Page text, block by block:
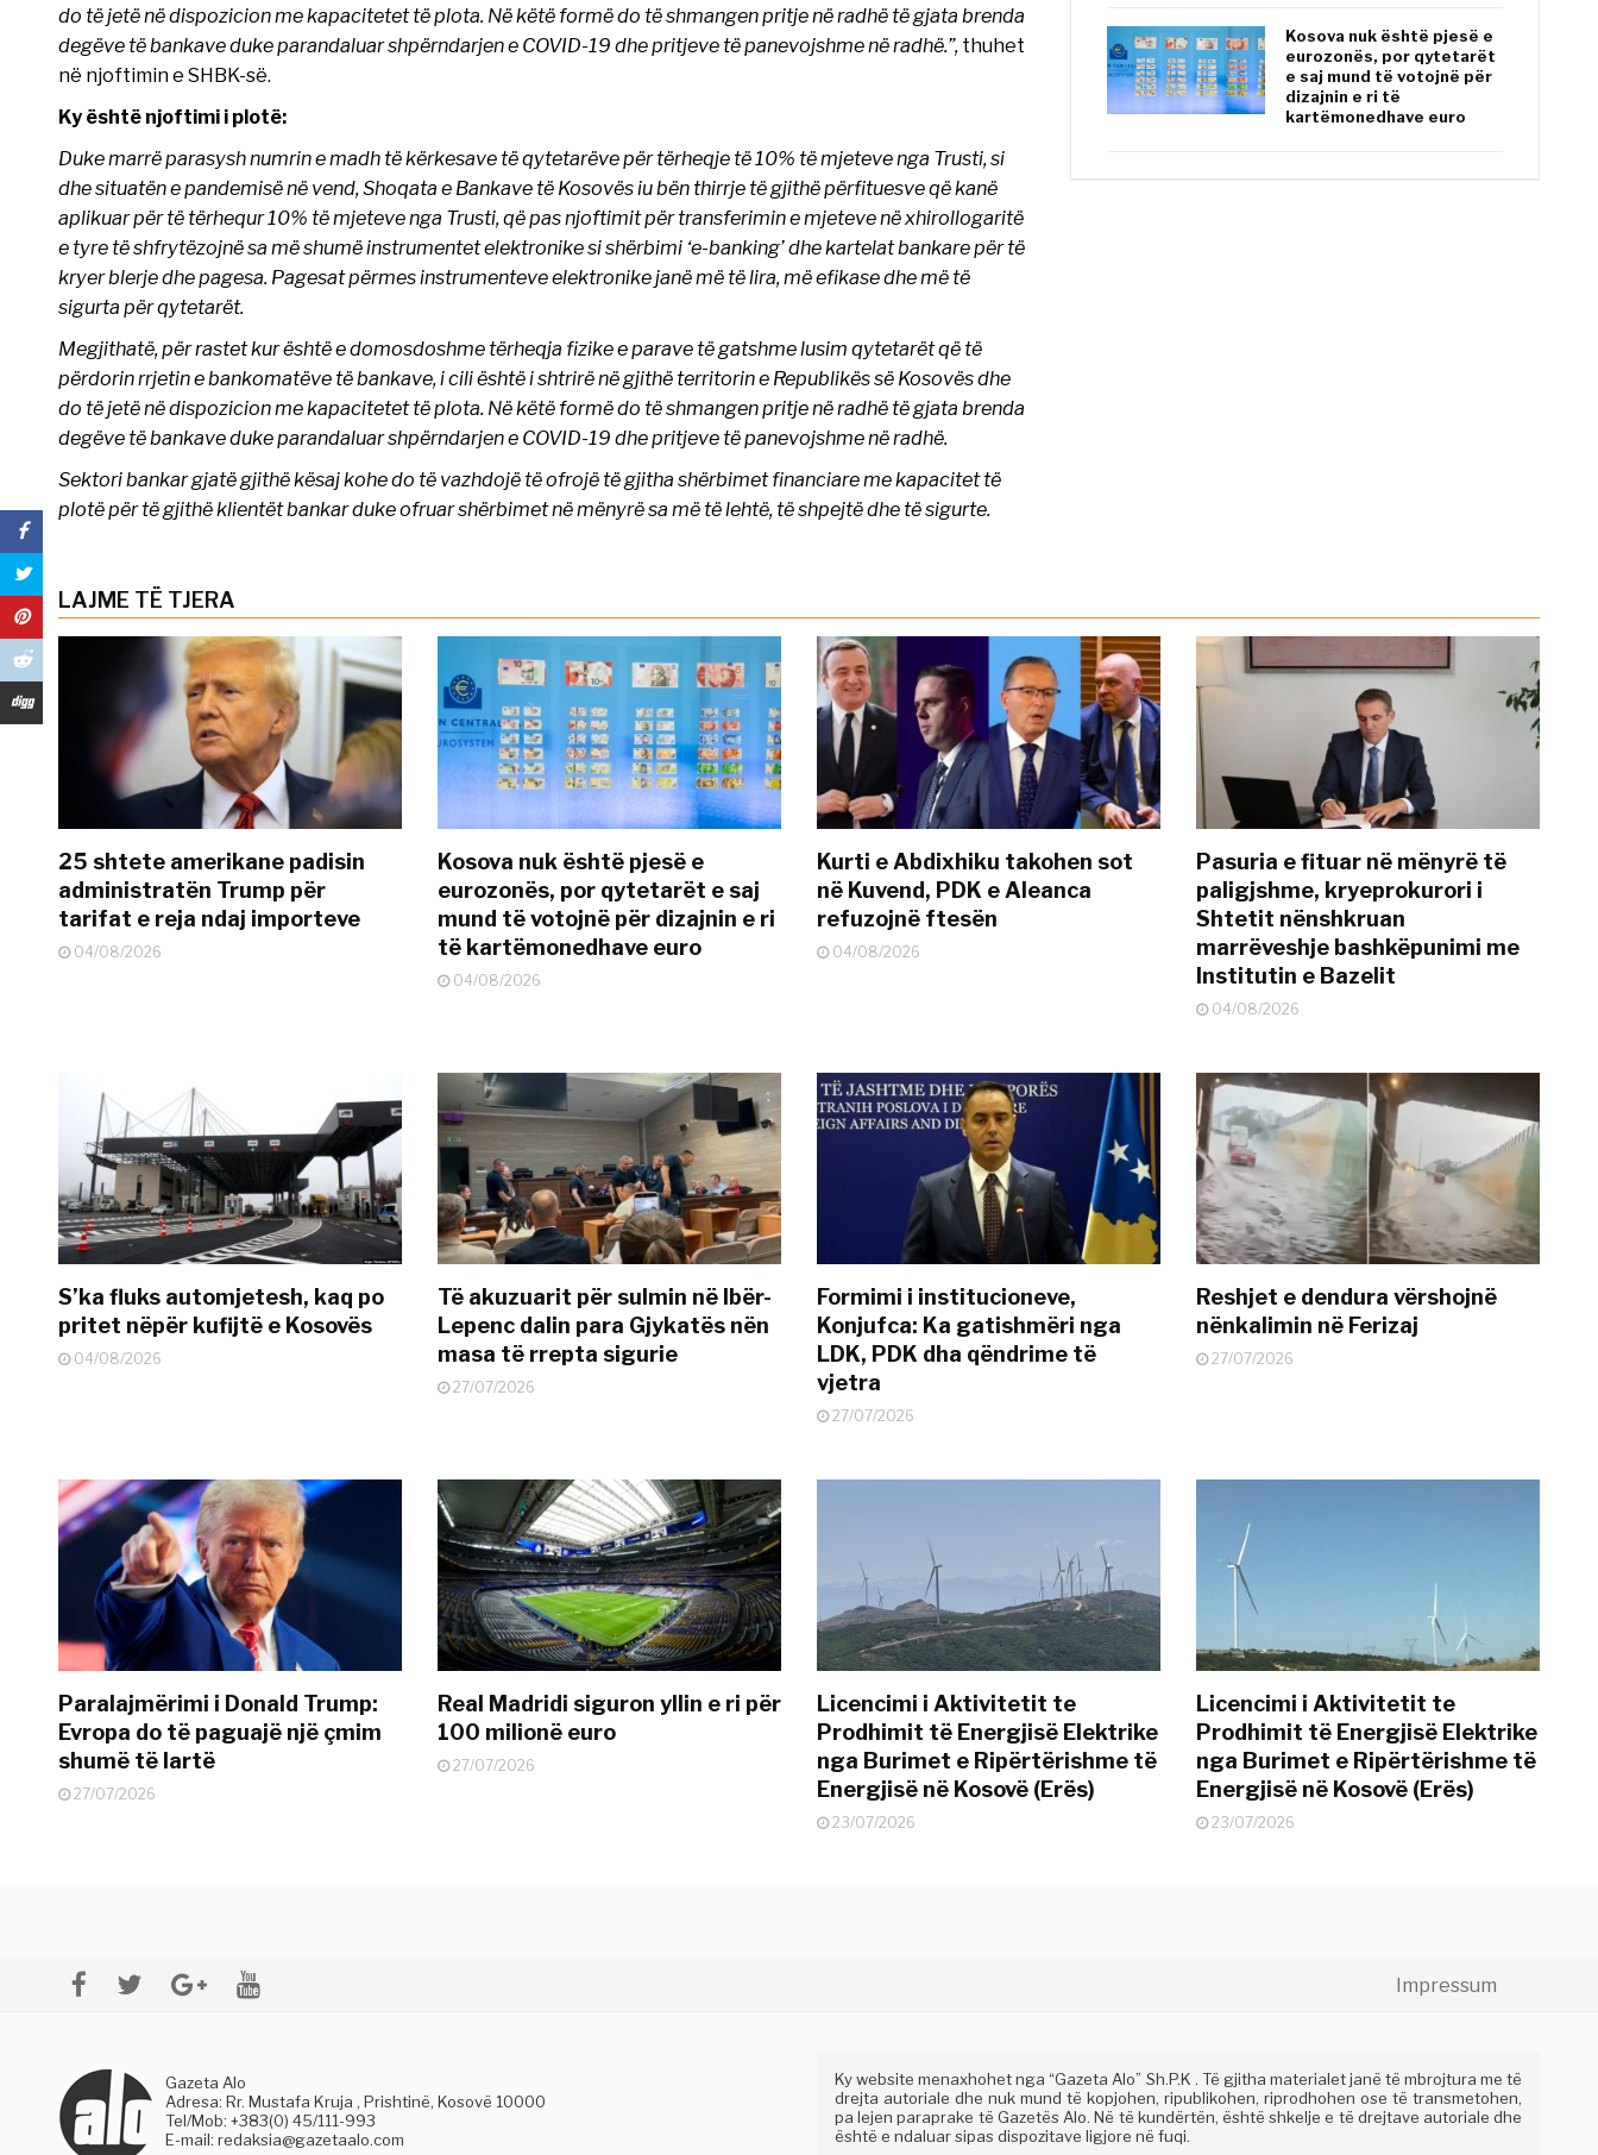
do të jetë në dispozicion me kapacitetet të plota. Në këtë formë do të shmangen pritje në radhë të gjata brenda
degëve të bankave duke parandaluar shpërndarjen e COVID-19 dhe pritjeve të panevojshme në radhë.”,thuhet
në njoftimin e SHBK-së.
Ky është njoftimi i plotë:
Duke marrë parasysh numrin e madh të kërkesave të qytetarëve për tërheqje të 10% të mjeteve nga Trusti, si
dhe situatën e pandemisë në vend, Shoqata e Bankave të Kosovës iu bën thirrje të gjithë përfituesve që kanë
aplikuar për të tërhequr 10% të mjeteve nga Trusti, që pas njoftimit për transferimin e mjeteve në xhirollogaritë
e tyre të shfrytëzojnë sa më shumë instrumentet elektronike si shërbimi ‘e-banking’ dhe kartelat bankare për të
kryer blerje dhe pagesa. Pagesat përmes instrumenteve elektronike janë më të lira, më efikase dhe më të
sigurta për qytetarët.
Megjithatë, për rastet kur është e domosdoshme tërheqja fizike e parave të gatshme lusim qytetarët që të
përdorin rrjetin e bankomatëve të bankave, i cili është i shtrirë në gjithë territorin e Republikës së Kosovës dhe
do të jetë në dispozicion me kapacitetet të plota. Në këtë formë do të shmangen pritje në radhë të gjata brenda
degëve të bankave duke parandaluar shpërndarjen e COVID-19 dhe pritjeve të panevojshme në radhë.
Sektori bankar gjatë gjithë kësaj kohe do të vazhdojë të ofrojë të gjitha shërbimet financiare me kapacitet të
plotë për të gjithë klientët bankar duke ofruar shërbimet në mënyrë sa më të lehtë, të shpejtë dhe të sigurte.
Kosova nuk është pjesë e
eurozonës, por qytetarët
e saj mund të votojnë për
dizajnin e ri të
kartëmonedhave euro
LAJME TË TJERA
25 shtete amerikane padisin
administratën Trump për
tarifat e reja ndaj importeve
04/08/2026
Kosova nuk është pjesë e
eurozonës, por qytetarët e saj
mund të votojnë për dizajnin e ri
të kartëmonedhave euro
04/08/2026
Kurti e Abdixhiku takohen sot
në Kuvend, PDK e Aleanca
refuzojnë ftesën
04/08/2026
Pasuria e fituar në mënyrë të
paligjshme, kryeprokurori i
Shtetit nënshkruan
marrëveshje bashkëpunimi me
Institutin e Bazelit
04/08/2026
S’ka fluks automjetesh, kaq po
pritet nëpër kufijtë e Kosovës
04/08/2026
Të akuzuarit për sulmin në Ibër-
Lepenc dalin para Gjykatës nën
masa të rrepta sigurie
27/07/2026
Formimi i institucioneve,
Konjufca: Ka gatishmëri nga
LDK, PDK dha qëndrime të
vjetra
27/07/2026
Reshjet e dendura vërshojnë
nënkalimin në Ferizaj
27/07/2026
Paralajmërimi i Donald Trump:
Evropa do të paguajë një çmim
shumë të lartë
27/07/2026
Real Madridi siguron yllin e ri për
100 milionë euro
27/07/2026
Licencimi i Aktivitetit te
Prodhimit të Energjisë Elektrike
nga Burimet e Ripërtërishme të
Energjisë në Kosovë (Erës)
23/07/2026
Licencimi i Aktivitetit te
Prodhimit të Energjisë Elektrike
nga Burimet e Ripërtërishme të
Energjisë në Kosovë (Erës)
23/07/2026
Impressum
Gazeta Alo
Adresa: Rr. Mustafa Kruja , Prishtinë, Kosovë 10000
Tel/Mob: +383(0) 45/111-993
E-mail: redaksia@gazetaalo.com
Ky website menaxhohet nga “Gazeta Alo” Sh.P.K . Të gjitha materialet janë të mbrojtura me të
drejta autoriale dhe nuk mund të kopjohen, ripublikohen, riprodhohen ose të transmetohen,
pa lejen paraprake të Gazetës Alo. Në të kundërtën, është shkelje e të drejtave autoriale dhe
është e ndaluar sipas dispozitave ligjore në fuqi.